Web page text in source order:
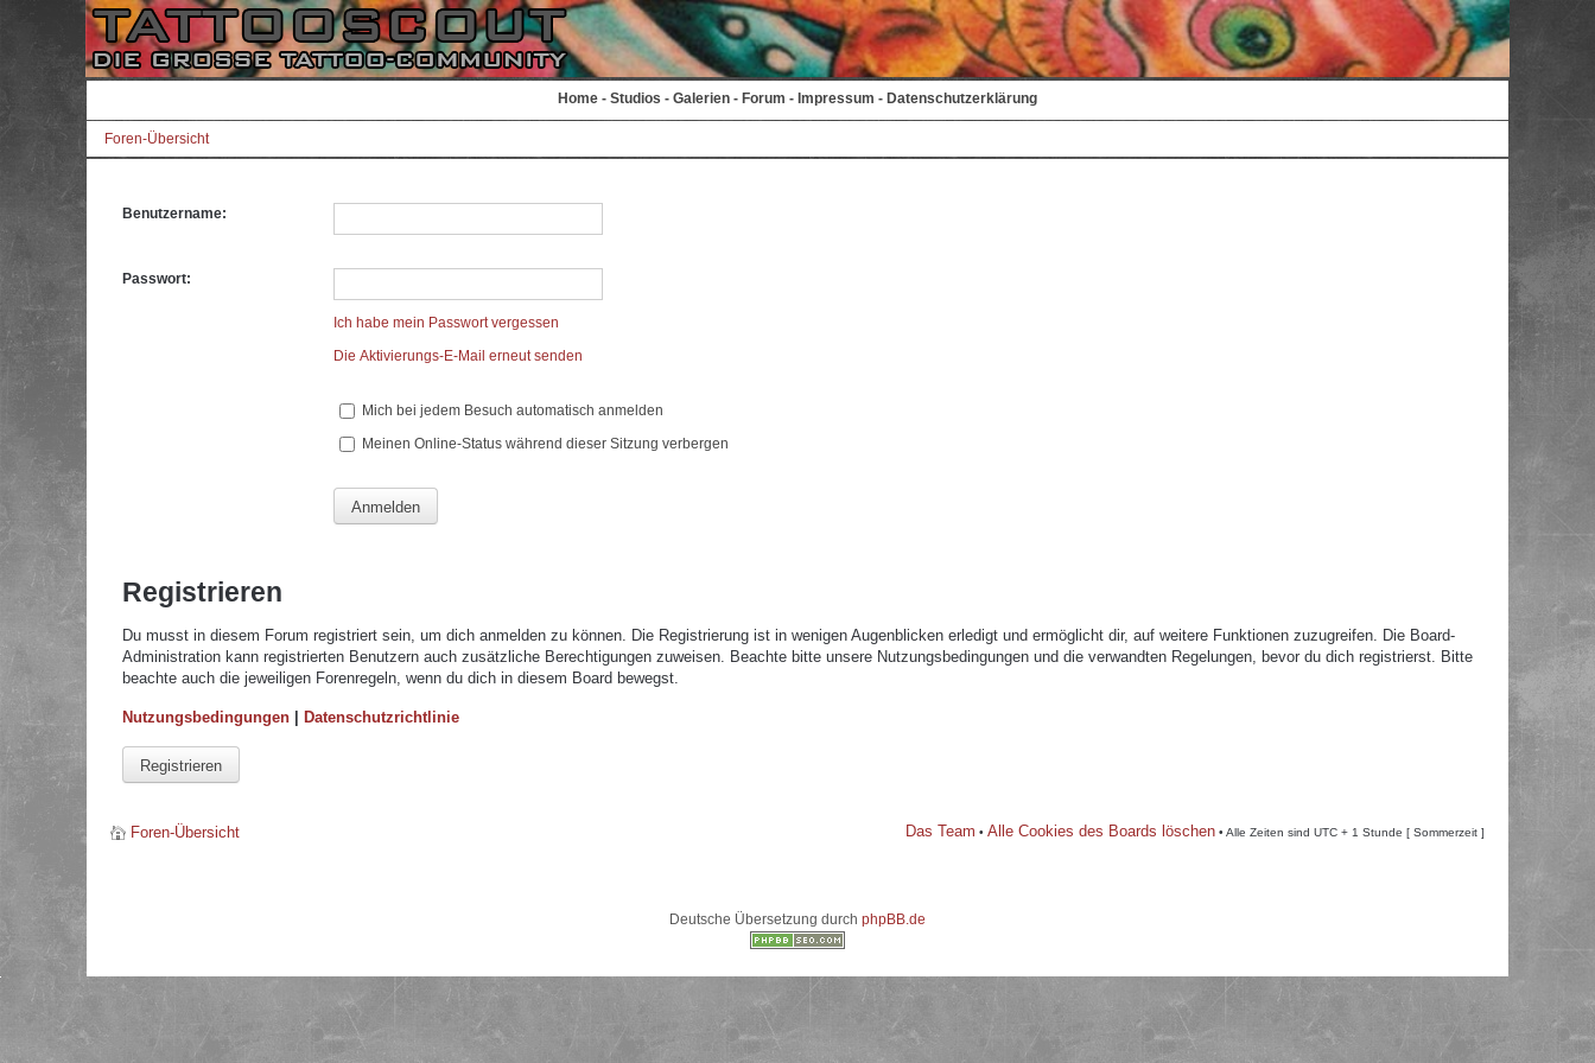
Home - Studios - Galerien - Forum - Impressum - Datenschutzerklärung
Foren-Übersicht
Benutzername:
Passwort:
Ich habe mein Passwort vergessen
Die Aktivierungs-E-Mail erneut senden
Mich bei jedem Besuch automatisch anmelden
Meinen Online-Status während dieser Sitzung verbergen
Registrieren
Du musst in diesem Forum registriert sein, um dich anmelden zu können. Die Registrierung ist in wenigen Augenblicken erledigt und ermöglicht dir, auf weitere Funktionen zuzugreifen. Die Board-
Administration kann registrierten Benutzern auch zusätzliche Berechtigungen zuweisen. Beachte bitte unsere Nutzungsbedingungen und die verwandten Regelungen, bevor du dich registrierst. Bitte
beachte auch die jeweiligen Forenregeln, wenn du dich in diesem Board bewegst.
Nutzungsbedingungen | Datenschutzrichtlinie
Registrieren
Foren-Übersicht Das Team • Alle Cookies des Boards löschen • Alle Zeiten sind UTC + 1 Stunde [ Sommerzeit ]
Deutsche Übersetzung durch phpBB.de